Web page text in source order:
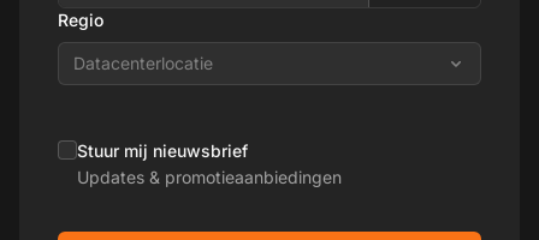
Regio
Datacenterlocatie
Stuur mij nieuwsbrief
Updates & promotieaanbiedingen